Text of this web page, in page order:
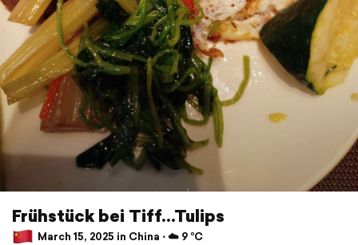
Frühstück bei Tiff...Tulips
March 15, 2025 in China ⋅ ☁️ 9 °C